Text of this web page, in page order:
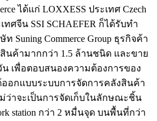
ได้แก่ LOXXESS ประเทศ Czech
ทศจีน SSI SCHAEFER ก็ได้รับทำ
Suning Commerce Group ธุรกิจค้า
ค้ามากกว่า 1.5 ล้านชนิด และขาย
เพื่อตอบสนองความต้องการของ
ออกแบบระบบการจัดการคลังสินค้า
าจะเป็นการจัดเก็บในลักษณะชิ้น
station กว่า 2 หมื่นจุด บนพื้นที่กว่า